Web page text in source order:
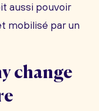
aussi pouvoir
mobilisé par un
change